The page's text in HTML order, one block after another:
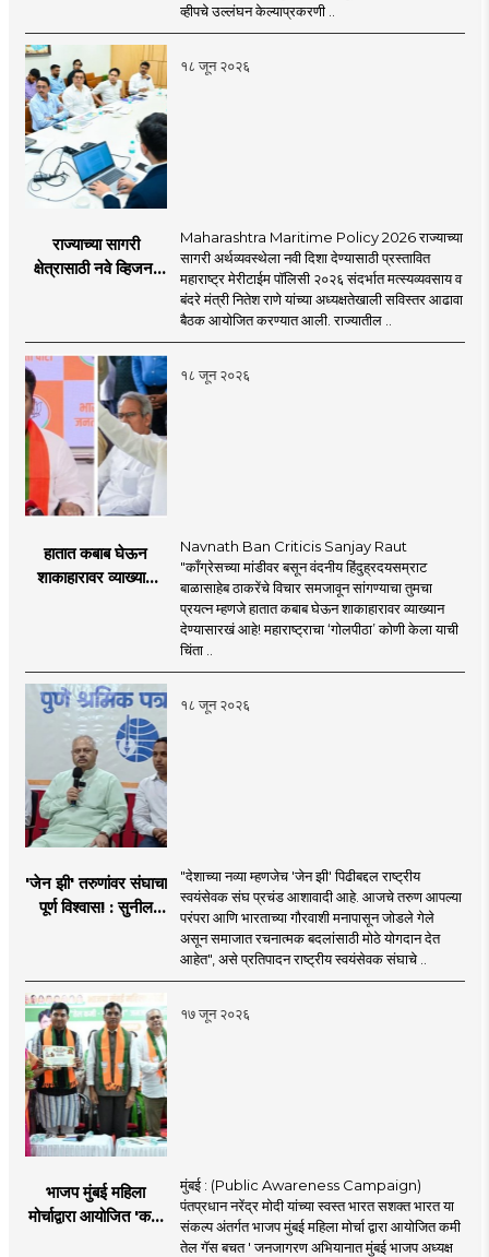
काय सांगतो?
व्हीपचे उल्लंघन केल्याप्रकरणी ..
१८ जून २०२६
राज्याच्या सागरी
क्षेत्रासाठी नवे व्हिजन;
प्रस्ताव
Maharashtra Maritime Policy 2026 राज्याच्या
सागरी अर्थव्यवस्थेला नवी दिशा देण्यासाठी प्रस्तावित
महाराष्ट्र मेरीटाईम पॉलिसी २०२६ संदर्भात मत्स्यव्यवसाय व
बंदरे मंत्री नितेश राणे यांच्या अध्यक्षतेखाली सविस्तर आढावा
बैठक आयोजित करण्यात आली. राज्यातील ..
१८ जून २०२६
हातात कबाब घेऊन
शाकाहारावर व्याख्यान
Navnath Ban Criticis Sanjay Raut
"काँग्रेसच्या मांडीवर बसून वंदनीय हिंदुह्रदयसम्राट
बाळासाहेब ठाकरेंचे विचार समजावून सांगण्याचा तुमचा
प्रयत्न म्हणजे हातात कबाब घेऊन शाकाहारावर व्याख्यान
देण्यासारखं आहे! महाराष्ट्राचा ‘गोलपीठा’ कोणी केला याची
चिंता ..
१८ जून २०२६
'जेन झी' तरुणांवर संघाचा
पूर्ण विश्वास! : सुनील
"देशाच्या नव्या म्हणजेच 'जेन झी' पिढीबद्दल राष्ट्रीय
स्वयंसेवक संघ प्रचंड आशावादी आहे. आजचे तरुण आपल्या
परंपरा आणि भारताच्या गौरवाशी मनापासून जोडले गेले
असून समाजात रचनात्मक बदलांसाठी मोठे योगदान देत
आहेत", असे प्रतिपादन राष्ट्रीय स्वयंसेवक संघाचे ..
१७ जून २०२६
भाजप मुंबई महिला
मोर्चाद्वारा आयोजित 'कमी
मुंबई : (Public Awareness Campaign)
पंतप्रधान नरेंद्र मोदी यांच्या स्वस्त भारत सशक्त भारत या
संकल्प अंतर्गत भाजप मुंबई महिला मोर्चा द्वारा आयोजित कमी
तेल गॅस बचत ' जनजागरण अभियानात मुंबई भाजप अध्यक्ष